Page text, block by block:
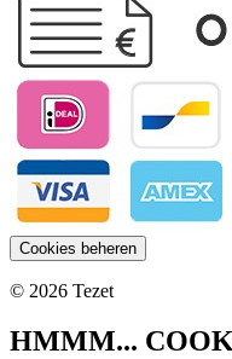
Cookies beheren
© 2026 Tezet
HMMM...